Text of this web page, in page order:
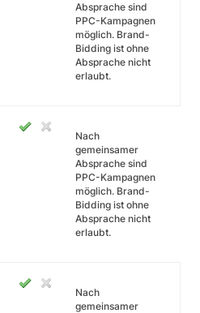
Absprache sind
PPC-Kampagnen
möglich. Brand-
Bidding ist ohne
Absprache nicht
erlaubt.
Nach
gemeinsamer
Absprache sind
PPC-Kampagnen
möglich. Brand-
Bidding ist ohne
Absprache nicht
erlaubt.
Nach
gemeinsamer